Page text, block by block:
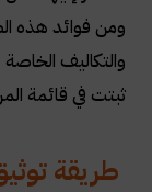
ومن فوائد هذه
والتكاليف
ثبتت في قائمة
طريقة